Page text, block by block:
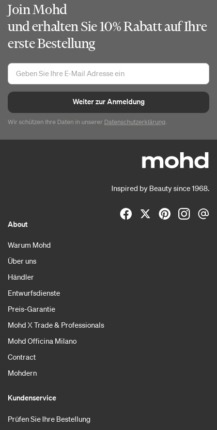
Join Mohd
und erhalten Sie 10% Rabatt auf Ihre
erste Bestellung
Weiter zur Anmeldung
Wir schützen Ihre Daten in unserer Datenschutzerklärung.
Inspired by Beauty since 1968.
About
Warum Mohd
Über uns
Händler
Entwurfsdienste
Preis-Garantie
Mohd X Trade & Professionals
Mohd Officina Milano
Contract
Mohdern
Kundenservice
Prüfen Sie Ihre Bestellung